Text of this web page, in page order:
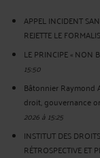
APPEL INCIDENT
REJETTE LE
LE PRINCIPE « NON
15:50
Bâtonnier Raymond
droit, gouvernance
2026 à 15:25
INSTITUT DES
RÉTROSPECTIVE ET